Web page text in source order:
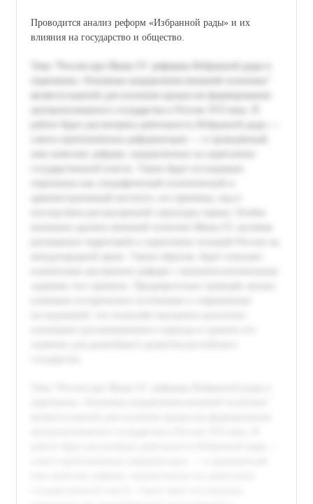
Проводится анализ реформ «Избранной рады» и их
влияния на государство и общество.